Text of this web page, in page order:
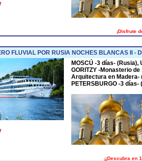
¡Disfrute
FLUVIAL POR RUSIA NOCHES BLANCAS II -
MOSCÚ -3 días- (Rusia),
GORITZY -Monasterio
Arquitectura en Madera-
PETERSBURGO -3 días-
¡¡Descubra